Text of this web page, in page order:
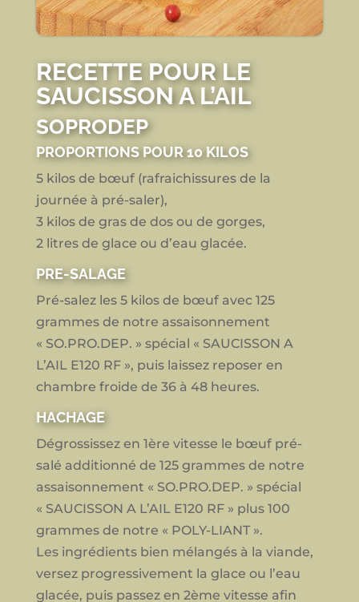
RECETTE POUR LE
SAUCISSON A L’AIL
SOPRODEP
PROPORTIONS POUR 10 KILOS
5 kilos de bœuf (rafraichissures de la
journée à pré-saler),
3 kilos de gras de dos ou de gorges,
2 litres de glace ou d’eau glacée.
PRE-SALAGE
Pré-salez les 5 kilos de bœuf avec 125
grammes de notre assaisonnement
« SO.PRO.DEP. » spécial « SAUCISSON A
L’AIL E120 RF », puis laissez reposer en
chambre froide de 36 à 48 heures.
HACHAGE
Dégrossissez en 1ère vitesse le bœuf pré-
salé additionné de 125 grammes de notre
assaisonnement « SO.PRO.DEP. » spécial
« SAUCISSON A L’AIL E120 RF » plus 100
grammes de notre « POLY-LIANT ».
Les ingrédients bien mélangés à la viande,
versez progressivement la glace ou l’eau
glacée, puis passez en 2ème vitesse afin